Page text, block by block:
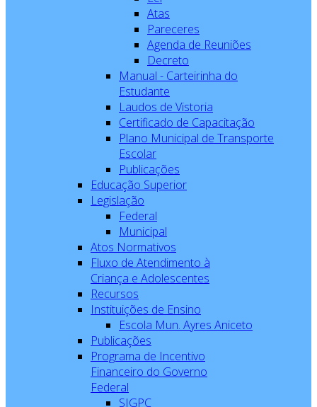
Atas
Pareceres
Agenda de Reuniões
Decreto
Manual - Carteirinha do
Estudante
Laudos de Vistoria
Certificado de Capacitação
Plano Municipal de Transporte
Escolar
Publicações
Educação Superior
Legislação
Federal
Municipal
Atos Normativos
Fluxo de Atendimento à
Criança e Adolescentes
Recursos
Instituições de Ensino
Escola Mun. Ayres Aniceto
Publicações
Programa de Incentivo
Financeiro do Governo
Federal
SIGPC